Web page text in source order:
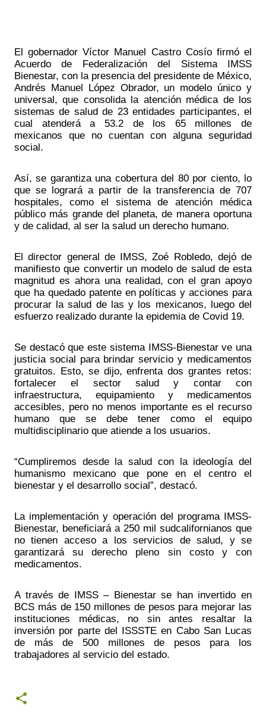
El gobernador Víctor Manuel Castro Cosío firmó el
Acuerdo de Federalización del Sistema IMSS
Bienestar, con la presencia del presidente de México,
Andrés Manuel López Obrador, un modelo único y
universal, que consolida la atención médica de los
sistemas de salud de 23 entidades participantes, el
cual atenderá a 53.2 de los 65 millones de
mexicanos que no cuentan con alguna seguridad
social.
Así, se garantiza una cobertura del 80 por ciento, lo
que se logrará a partir de la transferencia de 707
hospitales, como el sistema de atención médica
público más grande del planeta, de manera oportuna
y de calidad, al ser la salud un derecho humano.
El director general de IMSS, Zoé Robledo, dejó de
manifiesto que convertir un modelo de salud de esta
magnitud es ahora una realidad, con el gran apoyo
que ha quedado patente en políticas y acciones para
procurar la salud de las y los mexicanos, luego del
esfuerzo realizado durante la epidemia de Covid 19.
Se destacó que este sistema IMSS-Bienestar ve una
justicia social para brindar servicio y medicamentos
gratuitos. Esto, se dijo, enfrenta dos grantes retos:
fortalecer el sector salud y contar con
infraestructura, equipamiento y medicamentos
accesibles, pero no menos importante es el recurso
humano que se debe tener como el equipo
multidisciplinario que atiende a los usuarios.
“Cumpliremos desde la salud con la ideología del
humanismo mexicano que pone en el centro el
bienestar y el desarrollo social”, destacó.
La implementación y operación del programa IMSS-
Bienestar, beneficiará a 250 mil sudcalifornianos que
no tienen acceso a los servicios de salud, y se
garantizará su derecho pleno sin costo y con
medicamentos.
A través de IMSS – Bienestar se han invertido en
BCS más de 150 millones de pesos para mejorar las
instituciones médicas, no sin antes resaltar la
inversión por parte del ISSSTE en Cabo San Lucas
de más de 500 millones de pesos para los
trabajadores al servicio del estado.